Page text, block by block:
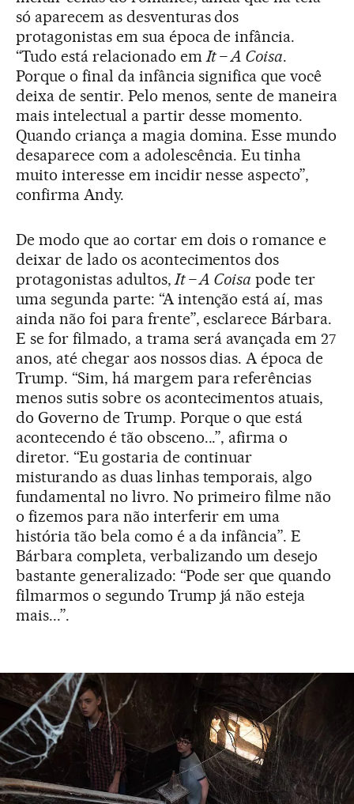
só aparecem as desventuras dos
protagonistas em sua época de infância.
“Tudo está relacionado emIt – A Coisa.
Porque o final da infância significa que você
deixa de sentir. Pelo menos, sente de maneira
mais intelectual a partir desse momento.
Quando criança a magia domina. Esse mundo
desaparece com a adolescência. Eu tinha
muito interesse em incidir nesse aspecto”,
confirma Andy.
De modo que ao cortar em dois o romance e
deixar de lado os acontecimentos dos
protagonistas adultos,It – A Coisa pode ter
uma segunda parte: “A intenção está aí, mas
ainda não foi para frente”, esclarece Bárbara.
E se for filmado, a trama será avançada em 27
anos, até chegar aos nossos dias. A época de
Trump. “Sim, há margem para referências
menos sutis sobre os acontecimentos atuais,
do Governo de Trump. Porque o que está
acontecendo é tão obsceno...”, afirma o
diretor. “Eu gostaria de continuar
misturando as duas linhas temporais, algo
fundamental no livro. No primeiro filme não
o fizemos para não interferir em uma
história tão bela como é a da infância”. E
Bárbara completa, verbalizando um desejo
bastante generalizado: “Pode ser que quando
filmarmos o segundo Trump já não esteja
mais...”.